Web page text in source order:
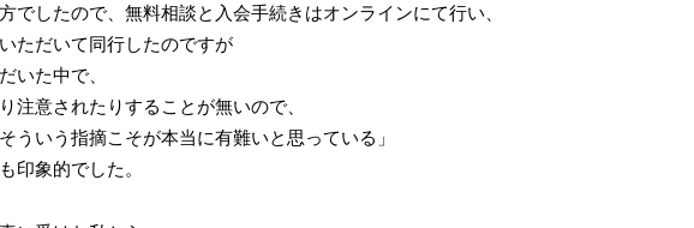
でしたので、無料相談と入会手続きはオンラインにて行い、
ただいて同行したのですが
いた中で、
注意されたりすることが無いので、
ういう指摘こそが本当に有難いと思っている」
印象的でした。